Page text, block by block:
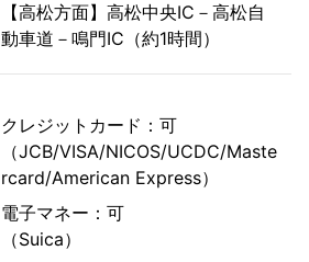
【高松方面】高松中央IC－高松自
動車道－鳴門IC（約1時間）
クレジットカード：可
（JCB/VISA/NICOS/UCDC/Maste
rcard/American Express）
電子マネー：可
（Suica）